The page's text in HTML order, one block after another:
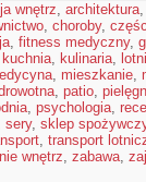
wnętrz, architektura
, choroby,
, fitness medyczny,
kuchnia, kulinaria,
, mieszkanie,
, patio,
, psychologia,
sery, sklep
, transport
wnętrz, zabawa,